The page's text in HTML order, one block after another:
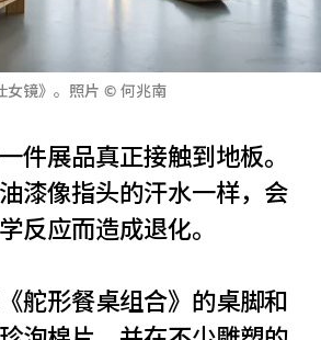
女镜》。照片 © 何兆南
件展品真正接触到地板。
漆像指头的汗水一样，会
反应而造成退化。
舵形餐桌组合》的桌脚和